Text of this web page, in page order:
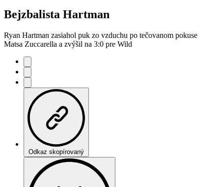
Bejzbalista Hartman
Ryan Hartman zasiahol puk zo vzduchu po tečovanom pokuse
Matsa Zuccarella a zvýšil na 3:0 pre Wild
Odkaz skopírovaný